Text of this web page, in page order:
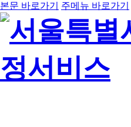
본문 바로가기 주메뉴 바로가기